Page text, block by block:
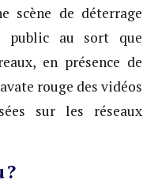
scène de déterrage
public au sort que
en présence de
rouge des vidéos
sur les réseaux
?